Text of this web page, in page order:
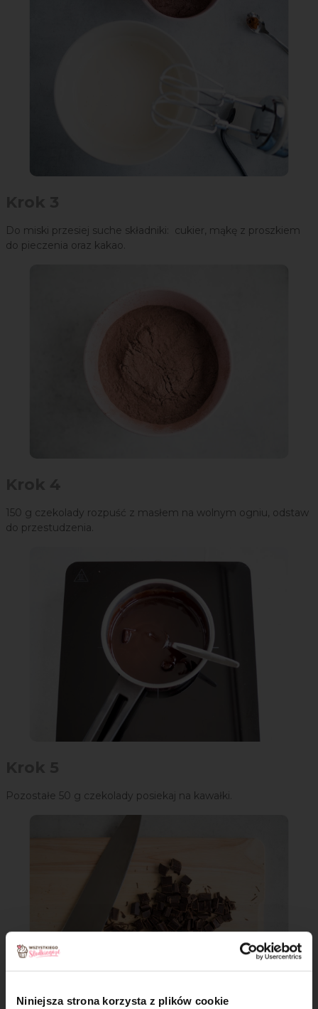
Niniejsza strona korzysta z plików cookie
Do miski przesiej suche składniki: cukier, mąkę z proszkiem
do pieczenia oraz kakao.
150 g czekolady rozpuść z masłem na wolnym ogniu, odstaw
do przestudzenia.
Pozostałe 50 g czekolady posiekaj na kawałki.